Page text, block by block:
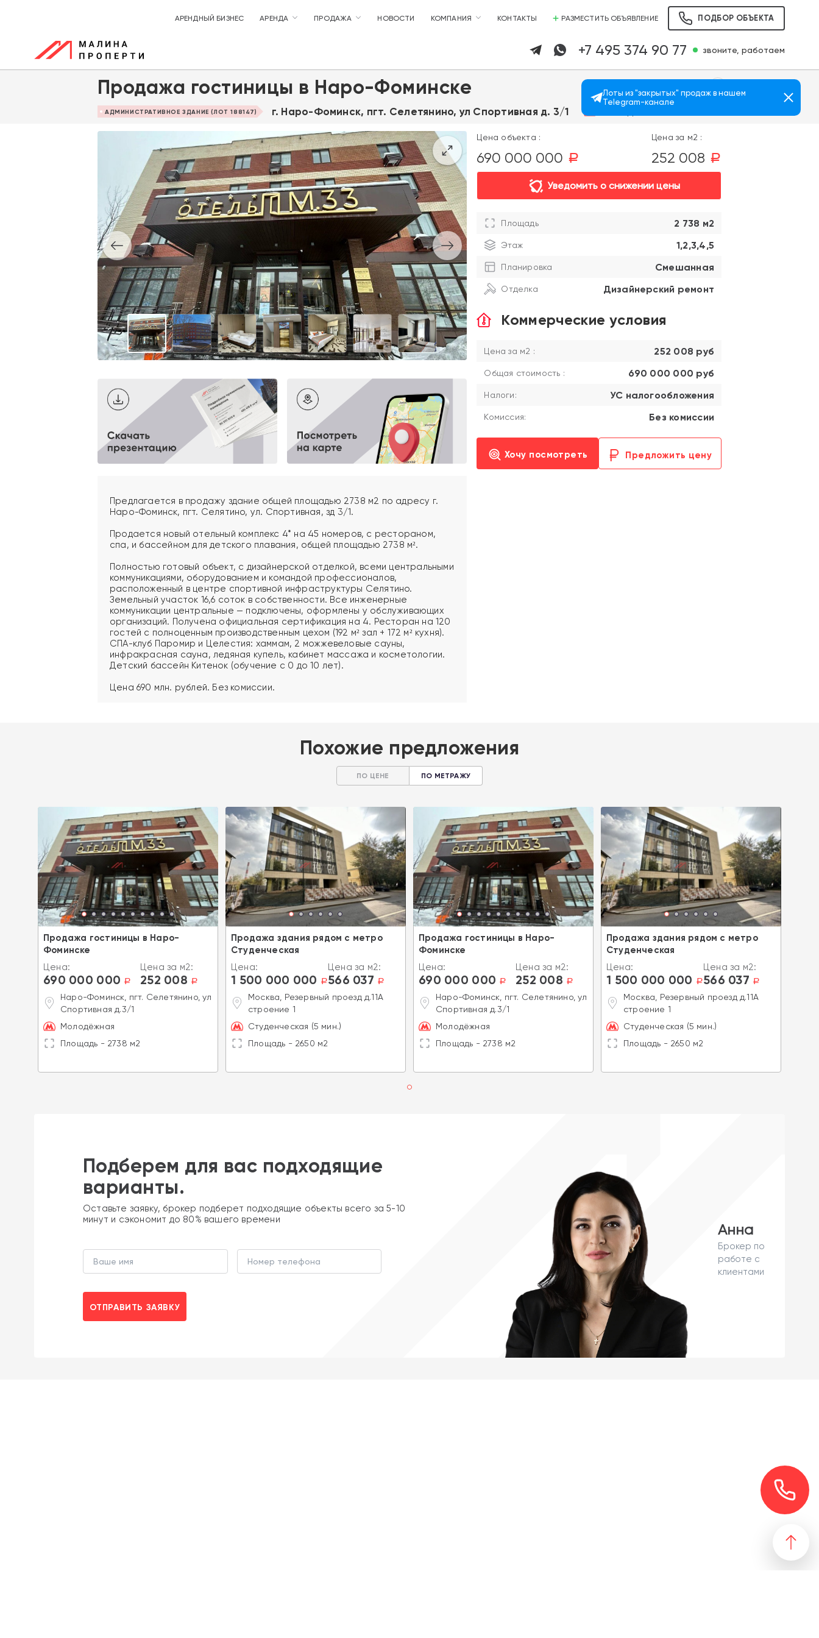
АРЕНДНЫЙ БИЗНЕС АРЕНДА ПРОДАЖА НОВОСТИ КОМПАНИЯ КОНТАКТЫ РАЗМЕСТИТЬ ОБЪЯВЛЕНИЕ ПОДБОР ОБЪЕКТА
+7 495 374 90 77 звоните, работаем
Продажа гостиницы в Наро-Фоминске
АДМИНИСТРАТИВНОЕ ЗДАНИЕ (ЛОТ 188147) г. Наро-Фоминск, пгт. Селетянино, ул Спортивная д. 3/1
Предлагается в продажу здание общей площадью 2738 м2 по адресу г.
Наро-Фоминск, пгт. Селятино, ул. Спортивная, зд 3/1.
Продается новый отельный комплекс 4* на 45 номеров, с рестораном,
спа, и бассейном для детского плавания, общей площадью 2738 м².
Полностью готовый объект, с дизайнерской отделкой, всеми центральными
коммуникациями, оборудованием и командой профессионалов,
расположенный в центре спортивной инфраструктуры Селятино.
Земельный участок 16,6 соток в собственности. Все инженерные
коммуникации центральные — подключены, оформлены у обслуживающих
организаций. Получена официальная сертификация на 4. Ресторан на 120
гостей с полноценным производственным цехом (192 м² зал + 172 м² кухня).
СПА-клуб Паромир и Целестия: хаммам, 2 можжевеловые сауны,
инфракрасная сауна, ледяная купель, кабинет массажа и косметологии.
Детский бассейн Китенок (обучение с 0 до 10 лет).
Цена 690 млн. рублей. Без комиссии.
Цена объекта :
690 000 000 a
Цена за м2 :
252 008 a
Уведомить о снижении цены
Площадь 2 738 м2
Этаж 1,2,3,4,5
Планировка Смешанная
Отделка Дизайнерский ремонт
Коммерческие условия
Цена за м2 : 252 008 руб
Общая стоимость : 690 000 000 руб
Налоги: УС налогообложения
Комиссия: Без комиссии
Хочу посмотреть Предложить цену
Похожие предложения
ПО ЦЕНЕ ПО МЕТРАЖУ
Продажа гостиницы в Наро-
Фоминске
Цена:
690 000 000 a
Цена за м2:
252 008 a
Наро-Фоминск, пгт. Селетянино, ул
Спортивная д.3/1
Молодёжная
Площадь - 2738 м2
Продажа здания рядом с метро
Студенческая
Цена:
1 500 000 000 a
Цена за м2:
566 037 a
Москва, Резервный проезд д.11А
строение 1
Студенческая (5 мин.)
Площадь - 2650 м2
Продажа гостиницы в Наро-
Фоминске
Цена:
690 000 000 a
Цена за м2:
252 008 a
Наро-Фоминск, пгт. Селетянино, ул
Спортивная д.3/1
Молодёжная
Площадь - 2738 м2
Продажа здания рядом с метро
Студенческая
Цена:
1 500 000 000 a
Цена за м2:
566 037 a
Москва, Резервный проезд д.11А
строение 1
Студенческая (5 мин.)
Площадь - 2650 м2
Подберем для вас подходящие
варианты.
Оставьте заявку, брокер подберет подходящие объекты всего за 5-10
минут и сэкономит до 80% вашего времени
ОТПРАВИТЬ ЗАЯВКУ
Анна
Брокер по
работе с
клиентами
Лоты из "закрытых" продаж в нашем
Telegram-канале